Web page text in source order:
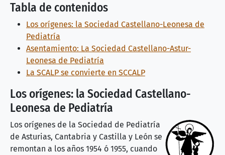
Tabla de contenidos
Los orígenes: la Sociedad Castellano-Leonesa de
Pediatría
Asentamiento: La Sociedad Castellano-Astur-
Leonesa de Pediatría
La SCALP se convierte en SCCALP
Los orígenes: la Sociedad Castellano-
Leonesa de Pediatría
Los orígenes de la Sociedad de Pediatría
de Asturias, Cantabria y Castilla y León se
remontan a los años 1954 ó 1955, cuando